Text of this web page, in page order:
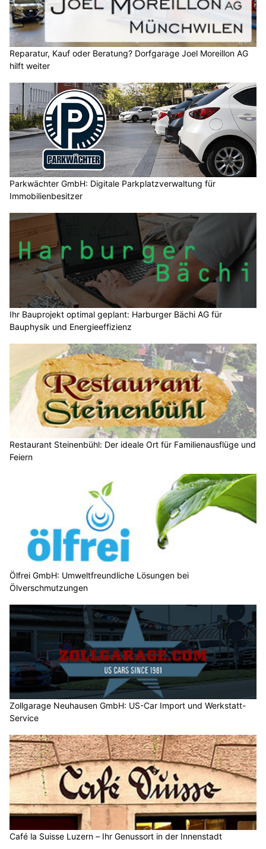
Reparatur, Kauf oder Beratung? Dorfgarage Joel Moreillon AG
hilft weiter
Parkwächter GmbH: Digitale Parkplatzverwaltung für
Immobilienbesitzer
Ihr Bauprojekt optimal geplant: Harburger Bächi AG für
Bauphysik und Energieeffizienz
Restaurant Steinenbühl: Der ideale Ort für Familienausflüge und
Feiern
Ölfrei GmbH: Umweltfreundliche Lösungen bei
Ölverschmutzungen
Zollgarage Neuhausen GmbH: US-Car Import und Werkstatt-
Service
Café la Suisse Luzern – Ihr Genussort in der Innenstadt